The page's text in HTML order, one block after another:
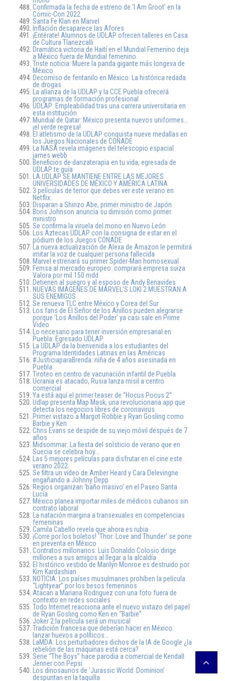
Confirmada la fecha de estreno de ‘I Am Groot’ en la
Comic-Con 2022
Santa Fe Klan en Marvel
Inflación desaparece las Afores
¡Entérate! Alumnos de UDLAP ofrecen talleres en Casa
de Cultura Tlanezcalli
Dramática victoria de Haití en el Mundial Femenino deja
a México fuera de Mundial femenino
Triste noticia: Muere la panda gigante más longeva de
México
Decomiso de fentanilo en México: La histórica redada
de drogas
La alianza de la UDLAP y la CCE Puebla ofrecerá
programas de formación profesional
UDLAP: Empleabilidad tras una carrera universitaria en
esta institución
Mundial de Qatar: México presenta nuevos uniformes…
¡el verde regresa!
El atletismo de la UDLAP conquista nueve medallas en
los Juegos Nacionales de CONADE
La NASA revela imágenes del telescopio espacial
james webb
Beneficios de danzaterapia en tu vida, egresada de
UDLAP te guía
LA UDLAP SE MANTIENE ENTRE LAS MEJORES
UNIVERSIDADES DE MÉXICO Y AMÉRICA LATINA
3 películas de terror que debes ver este verano en
Netflix.
Disparan a Shinzo Abe, primer ministro de Japón
Boris Johnson anuncia su dimisión como primer
ministro
Se confirma la viruela del mono en Nuevo León
Los Aztecas UDLAP con la consigna de estar en el
pódium de los Juegos CONADE
La nueva actualización de Alexa de Amazon le permitirá
imitar la voz de cualquier persona fallecida
Marvel estrenará su primer Spider-Man homosexual
Femsa al mercado europeo: comprará empresa suiza
Valora por mil 150 mdd
Detienen al suegro y al esposo de Andy Benavides
NUEVAS IMÁGENES DE MARVEL’S LOKI 2 MUESTRAN A
SUS ENEMIGOS
Se renueva TLC entre México y Corea del Sur
Los fans de El Señor de los Anillos pueden alegrarse
porque ‘Los Anillos del Poder’ ya casi sale en Prime
Video
Lo necesario para tener inversión empresarial en
Puebla: Egresado UDLAP
La UDLAP da la bienvenida a los estudiantes del
Programa Identidades Latinas en las Américas
#JusticiaparaBrenda: niña de 4 años asesinada en
Puebla
Tiroteo en centro de vacunación infantil de Puebla
Ucrania es atacado, Rusia lanza misil a centro
comercial
Ya está aquí el primer teaser de “Hocus Pocus 2”
Udlap presenta Map Mask, una revolucionaria app que
detecta los negocios libres de coronavirus
Primer vistazo a Margot Robbie y Ryan Gosling como
Barbie y Ken
Chris Evans se despide de su viejo móvil después de 7
años
Midsommar: La fiesta del solsticio de verano que en
Suecia se celebra hoy…
Las 5 mejores películas para disfrutar en el cine este
verano 2022.
Se filtra un vídeo de Amber Heard y Cara Delevingne
engañando a Johnny Depp
Regios organizan ‘baño masivo’ en el Paseo Santa
Lucía
México planea importar miles de médicos cubanos sin
contrato laboral
La natación margina a transexuales en competencias
femeninas
Camila Cabello revela que ahora es rubia
¡Corre por los boletos! ‘Thor: Love and Thunder’ se pone
en preventa en México
Contratos millonarios: Luis Donaldo Colosio dirige
millones a sus amigos al llegar a la alcaldía
El histórico vestido de Marilyn Monroe es destruido por
Kim Kardashian
NOTICIA: Los países musulmanes prohíben la película
“Lightyear” por los besos femeninos
Atacan a Mariana Rodriguez con una foto fuera de
contexto en redes sociales
Todo Internet reacciona ante el nuevo vistazo del papel
de Ryan Gosling como Ken en “Barbie”
Joker 2:la película será un musical
Tradición francesa que deberían hacer en México:
lanzar huevos a políticos…
LaMDA: Los perturbadores dichos de la IA de Google ¿la
rebelión de las máquinas está cerca?
Serie “The Boys” hace parodia a comercial de Kendall
Jenner con Pepsi
Los dinosaurios de ‘Jurassic World: Dominion’
despuntan en la taquilla